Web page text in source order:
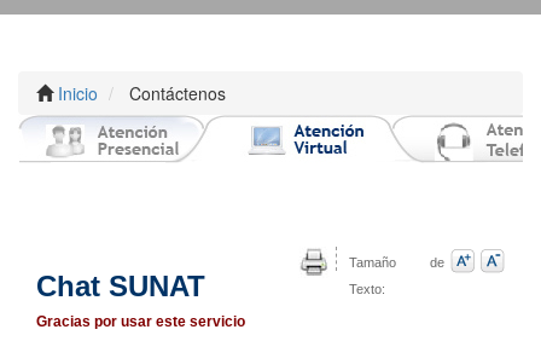
Inicio Contáctenos
Tamaño de
Texto:
Chat SUNAT
Gracias por usar este servicio